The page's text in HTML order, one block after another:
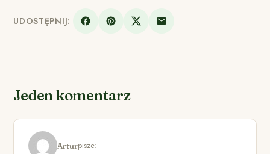
UDOSTĘPNIJ:
Jeden komentarz
Arturpisze: